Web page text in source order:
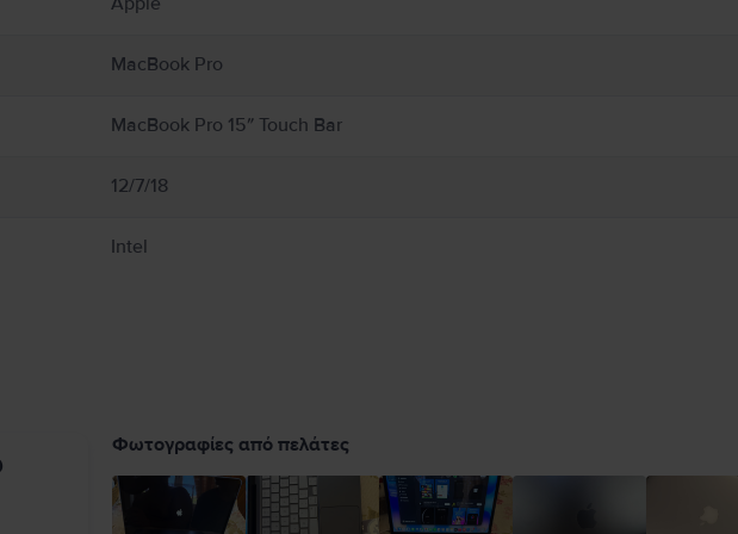
από υγρασία, ή καιρικά φαινόμενα όπως βροχή, χιόνι και ομίχλη. Για να μειώσετε τον κίνδυνο
επαφή με τη συσκευή ή τον προσαρμογέα τροφοδοτικού της κατά τη λειτουργία ή τη σύνδεση σε πηγή
πεδία. Αυτοί οι μαγνήτες και τα ηλεκτρομαγνητικά πεδία ενδέχεται να επηρεάσουν τη λειτουργία
MacBook Pro
MacBook Pro 15″ Touch Bar
12/7/18
Intel
Φωτογραφίες από πελάτες